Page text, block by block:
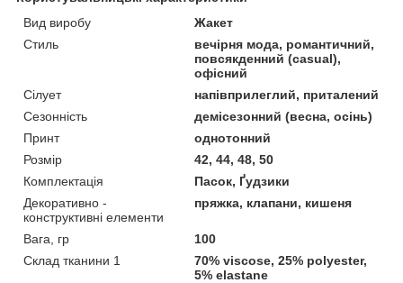
Вид виробу
Жакет
Стиль
вечірня мода, романтичний,
повсякденний (casual),
офісний
Сілует
напівприлеглий, приталений
Сезонність
демісезонний (весна, осінь)
Принт
однотонний
Розмір
42, 44, 48, 50
Комплектація
Пасок, Ґудзики
Декоративно -
конструктивні елементи
пряжка, клапани, кишеня
Вага, гр
100
Склад тканини 1
70% viscose, 25% polyester,
5% elastane